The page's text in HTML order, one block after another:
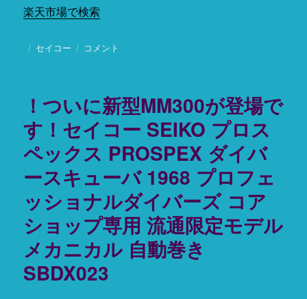
楽天市場で検索
投 カ
ー
セイコー
流
モ
デ
ル
新
登
場！
セ
イ
コ
ー
の
ブ
ル
コメント
！ついに新型MM300が登場で
す！セイコー SEIKO プロス
ペックス PROSPEX ダイバ
ースキューバ 1968 プロフェ
ッショナルダイバーズ コア
ショップ専用 流通限定モデル
メカニカル 自動巻き
SBDX023